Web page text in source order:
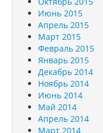
Июнь 2015
Апрель 2015
Март 2015
Февраль 2015
Январь 2015
Декабрь 2014
Ноябрь 2014
Июнь 2014
Май 2014
Апрель 2014
Март 2014